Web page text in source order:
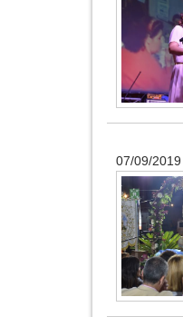
07/09/2019